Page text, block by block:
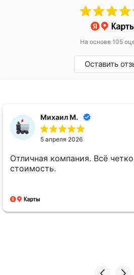
На основе 105
Оставить
Михаил М.
5 апреля 2026
Отличная компания. Всё
стоимость.